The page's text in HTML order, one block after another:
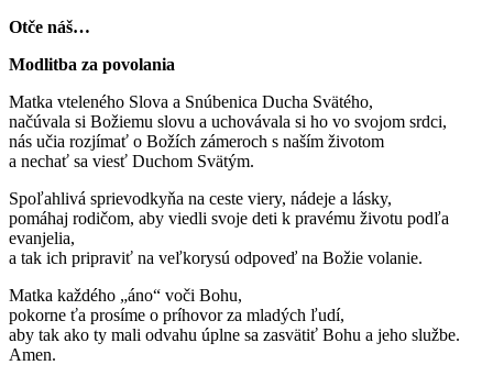
Otče náš…
Modlitba za povolania
Matka vteleného Slova a Snúbenica Ducha Svätého,
načúvala si Božiemu slovu a uchovávala si ho vo svojom srdci,
nás učia rozjímať o Božích zámeroch s naším životom
a nechať sa viesť Duchom Svätým.
Spoľahlivá sprievodkyňa na ceste viery, nádeje a lásky,
pomáhaj rodičom, aby viedli svoje deti k pravému životu podľa
evanjelia,
a tak ich pripraviť na veľkorysú odpoveď na Božie volanie.
Matka každého „áno“ voči Bohu,
pokorne ťa prosíme o príhovor za mladých ľudí,
aby tak ako ty mali odvahu úplne sa zasvätiť Bohu a jeho službe.
Amen.